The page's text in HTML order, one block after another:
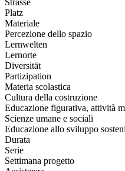
Strasse
Platz
Materiale
Percezione dello spazio
Lernwelten
Lernorte
Diversität
Partizipation
Materia scolastica
Cultura della costruzione
Educazione figurativa, attività
Scienze umane e sociali
Educazione allo sviluppo
Durata
Serie
Settimana progetto